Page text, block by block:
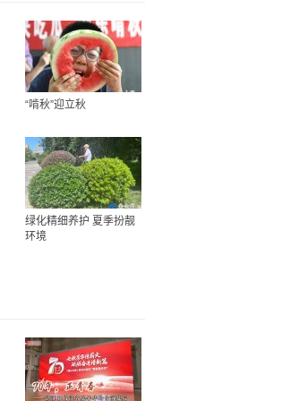
“啃秋”迎立秋
绿化精细养护 夏季扮靓
环境